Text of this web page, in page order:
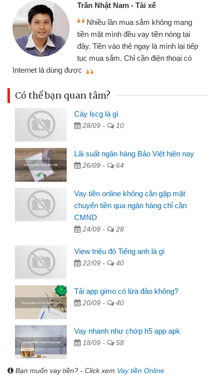
Trần Nhật Nam - Tài xế
Nhiều lần mua sắm không mang
tiền mặt mình đều vay tiền nóng tại
đây. Tiền vào thẻ ngay là mình lại tiếp
tục mua sắm. Chỉ cần điện thoại có
Internet là dùng được
Có thể bạn quan tâm?
Cày lscg là gì
28/09 - 10
Lãi suất ngân hàng Bảo Việt hiện nay
26/09 - 64
Vay tiền online không cần gặp mặt
chuyển tiền qua ngân hàng chỉ cần
CMND
24/09 - 28
View triệu đô Tiếng anh là gì
22/09 - 40
Tải app gimo có lừa đảo không?
20/09 - 40
Vay nhanh như chớp h5 app apk
18/09 - 58
Bạn muốn vay tiền? - Click xem Vay tiền Online